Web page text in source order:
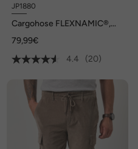
JP1880
Cargohose FLEXNAMIC®,
Taschen, bis Gr. 72
79,99€
4.4
(20)